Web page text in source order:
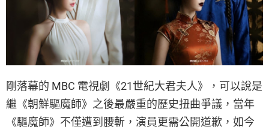
剛落幕的 MBC 電視劇《21世紀大君夫人》，可以說是
繼《朝鮮驅魔師》之後最嚴重的歷史扭曲爭議，當年
《驅魔師》不僅遭到腰斬，演員更需公開道歉，如今